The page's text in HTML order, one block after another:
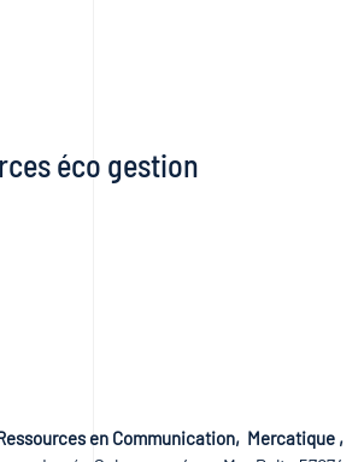
éco gestion
en Communication, Mercatique ,